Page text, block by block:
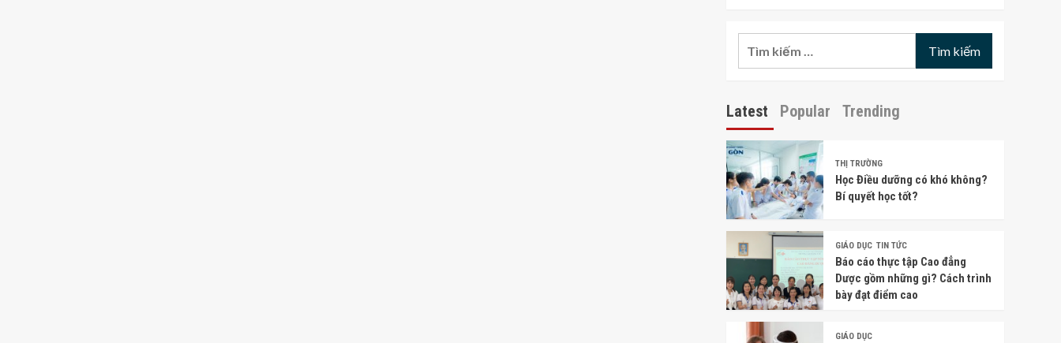
Latest Popular Trending
THỊ TRƯỜNG
Học Điều dưỡng có khó không?
Bí quyết học tốt?
GIÁO DỤC TIN TỨC
Báo cáo thực tập Cao đẳng
Dược gồm những gì? Cách trình
bày đạt điểm cao
GIÁO DỤC